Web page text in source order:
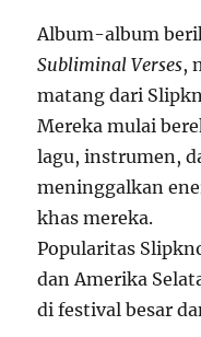
Album-album
Subliminal Verses,
matang dari
Mereka mulai
lagu, instrumen,
meninggalkan
khas mereka.
Popularitas
dan Amerika
di festival besar